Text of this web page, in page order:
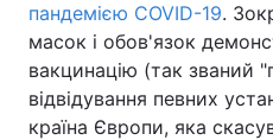
пандемією COVID-19.
масок і обов'язок
вакцинацію (так званий
відвідування певних
країна Європи, яка